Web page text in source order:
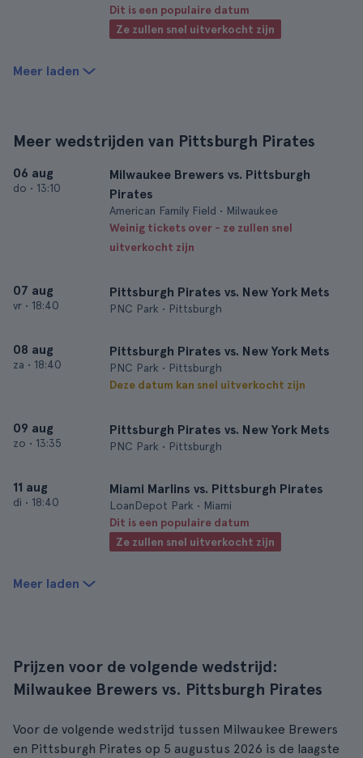
Dit is een populaire datum
Ze zullen snel uitverkocht zijn
Meer laden
Meer wedstrijden van Pittsburgh Pirates
06 aug
do • 13:10
Milwaukee Brewers vs. Pittsburgh
Pirates
American Family Field • Milwaukee
Weinig tickets over - ze zullen snel
uitverkocht zijn
07 aug
vr • 18:40
Pittsburgh Pirates vs. New York Mets
PNC Park • Pittsburgh
08 aug
za • 18:40
Pittsburgh Pirates vs. New York Mets
PNC Park • Pittsburgh
Deze datum kan snel uitverkocht zijn
09 aug
zo • 13:35
Pittsburgh Pirates vs. New York Mets
PNC Park • Pittsburgh
11 aug
di • 18:40
Miami Marlins vs. Pittsburgh Pirates
LoanDepot Park • Miami
Dit is een populaire datum
Ze zullen snel uitverkocht zijn
Meer laden
Prijzen voor de volgende wedstrijd:
Milwaukee Brewers vs. Pittsburgh Pirates
Voor de volgende wedstrijd tussen Milwaukee Brewers
en Pittsburgh Pirates op 5 augustus 2026 is de laagste